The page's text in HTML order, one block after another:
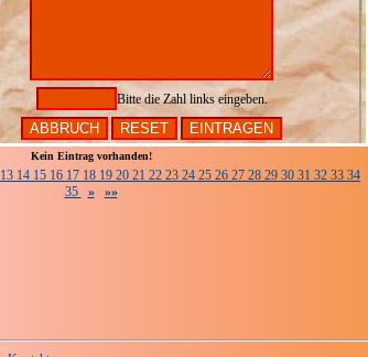
Bitte die Zahl links eingeben.
Kein Eintrag vorhanden!
13 14 15 16 17 18 19 20 21 22 23 24 25 26 27 28 29 30 31 32 33 34
35
» »»